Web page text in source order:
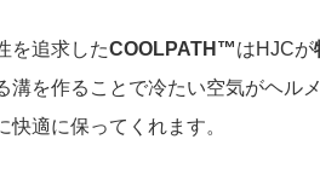
を追求したCOOLPATH™️はHJCが
溝を作ることで冷たい空気がヘル
快適に保ってくれます。